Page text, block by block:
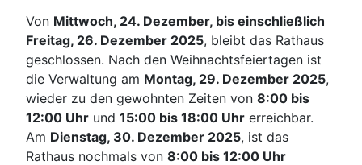
Von Mittwoch, 24. Dezember, bis einschließlich
Freitag, 26. Dezember 2025, bleibt das Rathaus
geschlossen. Nach den Weihnachtsfeiertagen ist
die Verwaltung am Montag, 29. Dezember 2025,
wieder zu den gewohnten Zeiten von 8:00 bis
12:00 Uhr und 15:00 bis 18:00 Uhr erreichbar.
Am Dienstag, 30. Dezember 2025, ist das
Rathaus nochmals von 8:00 bis 12:00 Uhr